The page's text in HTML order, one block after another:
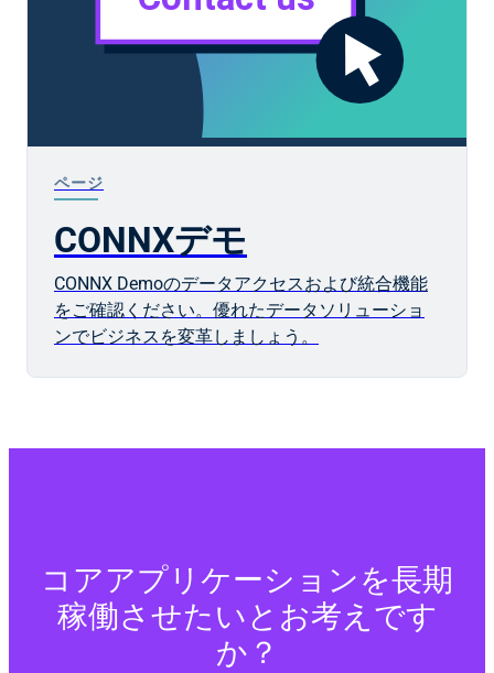
ページ
CONNXデモ
CONNX Demoのデータアクセスおよび統合機能
をご確認ください。優れたデータソリューショ
ンでビジネスを変革しましょう。
コアアプリケーションを長期
稼働させたいとお考えです
か？